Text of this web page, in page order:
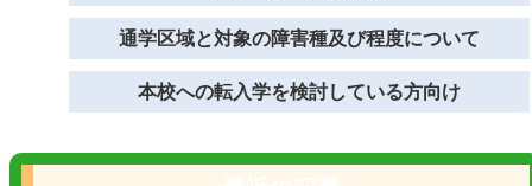
通学区域と対象の障害種及び程度について
本校への転入学を検討している方向け